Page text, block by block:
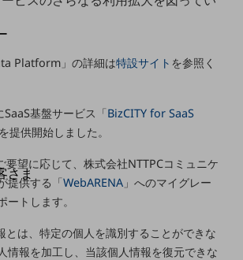
す
客さま
事例をご紹介します
、イベント情報をご紹介します
別ウィンドウで開きます
さま
ォッチ
どDXの課題を
る記事サイト
Platform」の詳細は特設サイト を参照く
基盤サービス「BizCITY for SaaS
提供開始しました。
望に応じて、株式会社NTTPCコミュニケ
提供する「WebARENA 」へのマイグレー
ートします。
は、特定の個人を識別することができな
情報を加工し、当該個人情報を復元できな